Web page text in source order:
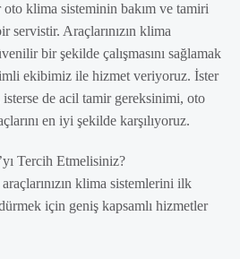
klima sisteminin bakım ve tamiri
servistir. Araçlarınızın klima
bir şekilde çalışmasını sağlamak
ekibimiz ile hizmet veriyoruz. İster
de acil tamir gereksinimi, oto
en iyi şekilde karşılıyoruz.
Tercih Etmelisiniz?
klima sistemlerini ilk
için geniş kapsamlı hizmetler